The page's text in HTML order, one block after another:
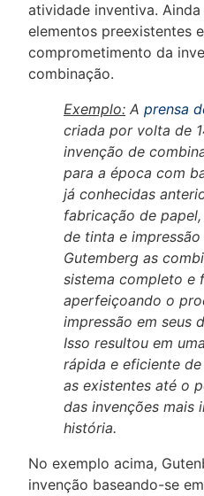
atividade inventiva.
elementos preexistentes
comprometimento da
combinação.
Exemplo: A prensa
criada por volta de
invenção de
para a época com
já conhecidas
fabricação de
de tinta e
Gutemberg as
sistema completo e
aperfeiçoando o
impressão em seus
Isso resultou em
rápida e eficiente
as existentes até o
das invenções mais
história.
No exemplo acima,
invenção baseando-se